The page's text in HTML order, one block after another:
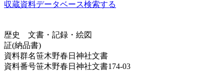
収蔵資料データベース検索する
歴史
文書・記録・絵図
証(納品書)
資料群名笹木野春日神社文書
資料番号笹木野春日神社文書174-03